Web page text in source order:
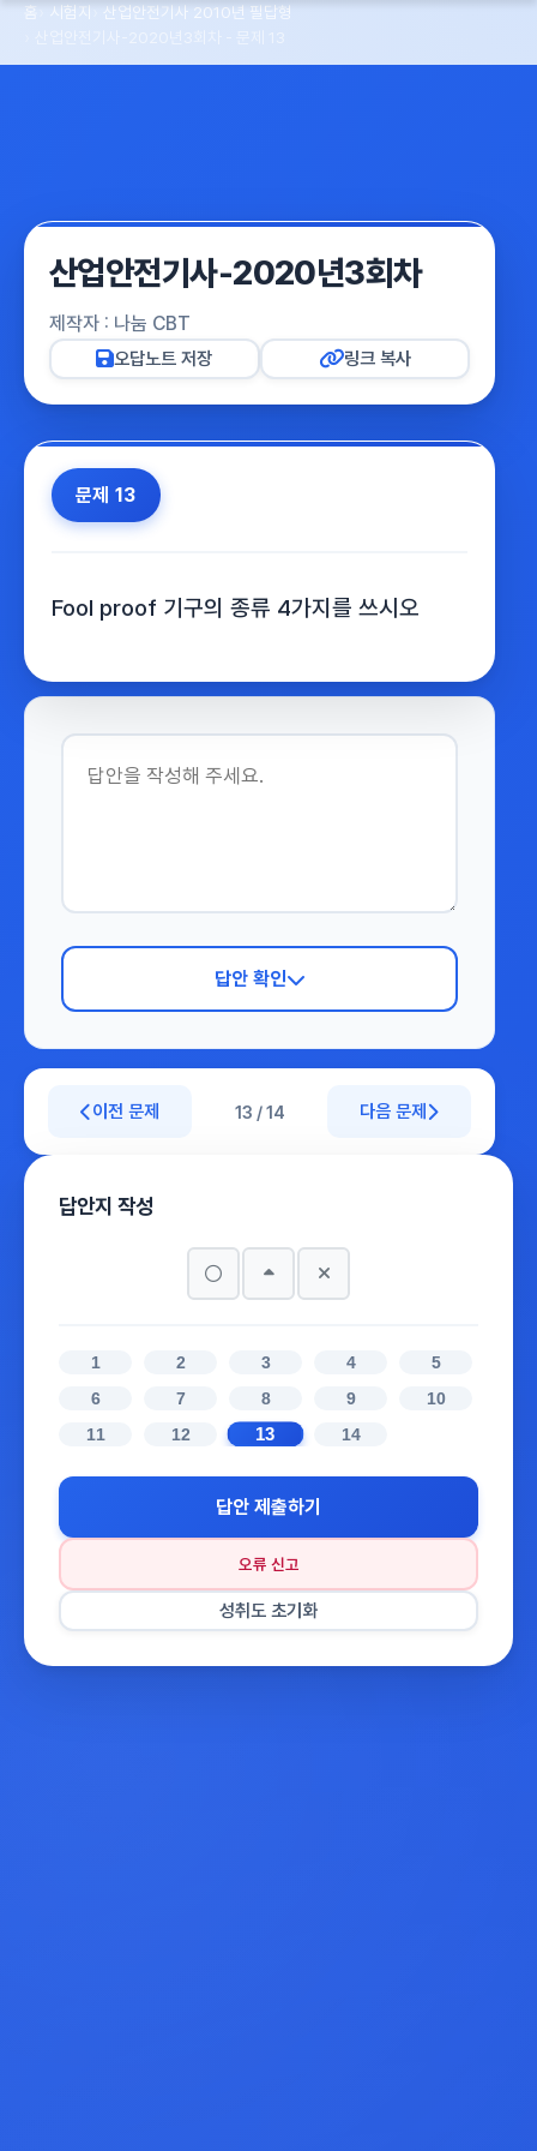
홈 시험지
산업안전기사 2010년 필답형
산업안전기사-2020년3회차
제작자 : 나눔 CBT
오답노트 저장 링크 복사
문제 13
Fool proof 기구의 종류 4가지를 쓰시오
답안 확인
이전 문제 13 / 14 다음 문제
답안지 작성
1 2 3 4
5
6
7 8 9
10
11
12 13 14
답안 제출하기
오류 신고
성취도 초기화